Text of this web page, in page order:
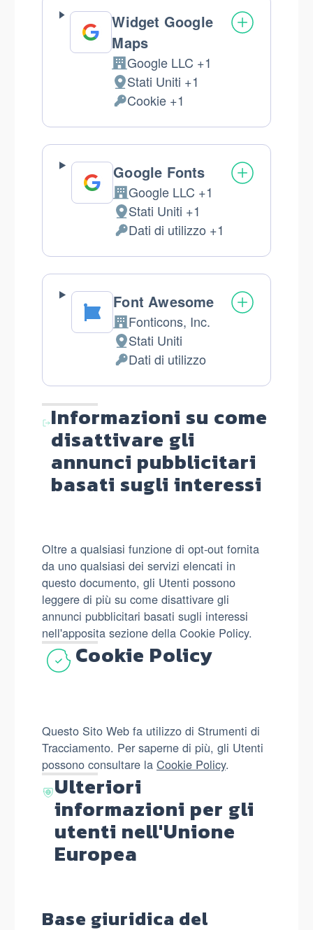
Widget Google
Maps
Azienda:
Google LLC +1
Luogo
del
trattamento:
Stati Uniti +1
Dati
Personali
trattati:
Cookie +1
Google Fonts
Azienda:
Google LLC +1
Luogo
del
trattamento:
Stati Uniti +1
Dati
Personali
trattati:
Dati di utilizzo +1
Font Awesome
Azienda:
Fonticons, Inc.
Luogo
del
trattamento:
Stati Uniti
Dati
Personali
Dati di utilizzo
Informazioni su come
disattivare gli
annunci pubblicitari
basati sugli interessi
Oltre a qualsiasi funzione di opt-out fornita
da uno qualsiasi dei servizi elencati in
questo documento, gli Utenti possono
leggere di più su come disattivare gli
annunci pubblicitari basati sugli interessi
nell'apposita sezione della Cookie Policy.
Cookie Policy
Questo Sito Web fa utilizzo di Strumenti di
Tracciamento. Per saperne di più, gli Utenti
possono consultare la Cookie Policy.
Ulteriori
informazioni per gli
utenti nell'Unione
Europea
Base giuridica del